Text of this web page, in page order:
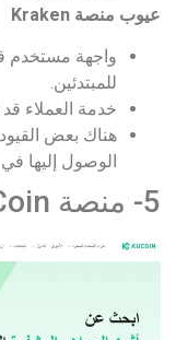
عيوب منصة Kraken
واجهة مستخدم
للمبتدئين.
خدمة العملاء قد
هناك بعض
الوصول إليها
5- منصة KuCoin